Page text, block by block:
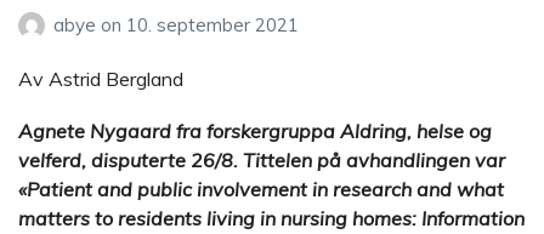
abye on 10. september 2021
Av Astrid Bergland
Agnete Nygaard fra forskergruppa Aldring, helse og
velferd, disputerte 26/8. Tittelen på avhandlingen var
«Patient and public involvement in research and what
matters to residents living in nursing homes: Information